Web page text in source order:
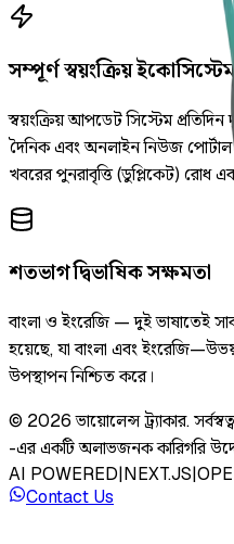
সম্পূর্ণ স্বয়ংক্রিয় ইকোসিস্টেম
স্বয়ংক্রিয় আপডেট সিস্টেম প্রতিদিন
দৈনিক এবং অনলাইন নিউজ পোর্টাল
খবরের পুনরাবৃত্তি (ডুপ্লিকেট) রোধ
শতভাগ দ্বিভাষিক সক্ষমতা
বাংলা ও ইংরেজি — দুই ভাষাতেই
হয়েছে, যা বাংলা এবং
উপস্থাপন নিশ্চিত করে।
© 2026 ভায়োলেন্স ট্র্যাকার.
-এর একটি অলাভজনক কারিগরি
AI POWERED|NEXT.JS|
Contact Us